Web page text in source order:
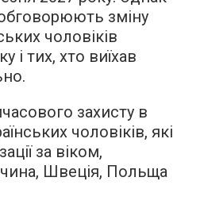
зміну
чоловіків
і тих, хто виїхав
захисту в
чоловіків, які
за віком,
Швеція, Польща